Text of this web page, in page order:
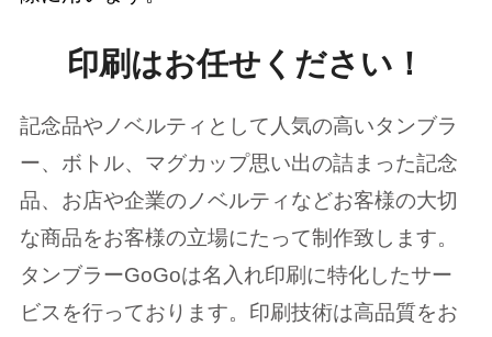
印刷はお任せください！
記念品やノベルティとして人気の高いタンブラ
ー、ボトル、マグカップ思い出の詰まった記念
品、お店や企業のノベルティなどお客様の大切
な商品をお客様の立場にたって制作致します。
タンブラーGoGoは名入れ印刷に特化したサー
ビスを行っております。印刷技術は高品質をお